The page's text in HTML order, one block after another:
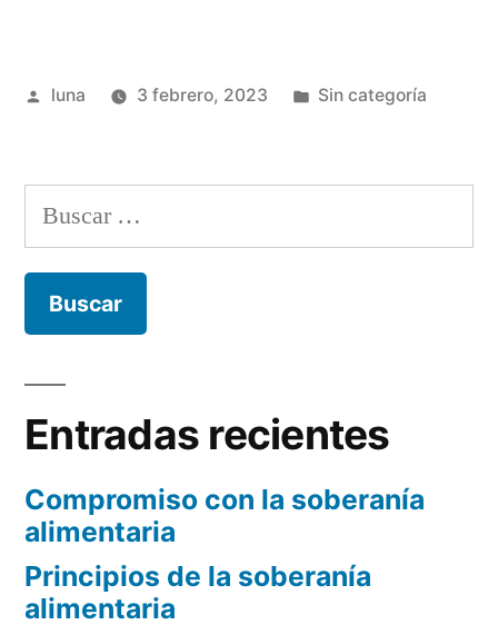
productos
y
Publicado
luna 3 febrero, 2023
Publicada
Sin categoría
Buscar:
Entradas recientes
Compromiso con la soberanía
alimentaria
Principios de la soberanía
alimentaria